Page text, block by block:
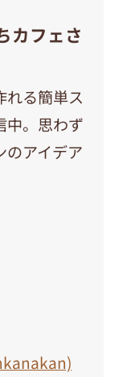
カフェさ
れる簡単ス
中。思わず
のアイデア